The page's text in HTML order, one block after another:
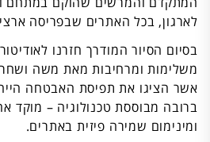
לארגון, בכל האתרים שבפריסה
בסיום הסיור המודרך חזרנו
משלימות ומרחיבות מאת משה ושחר
אשר הציגו את תפיסת האבטחה
ברובה מבוססת טכנולוגיה – מוקד
ומינימום שמירה פיזית באתרים.